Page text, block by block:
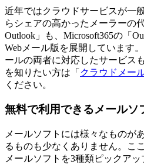
近年ではクラウドサービスが一
らシェアの高かったメーラーの
Outlook」も、Microsoft365の「
Webメール版を展開しています
ールの両者に対応したサービス
を知りたい方は「 クラウドメー
ください。
無料で利用できるメールソ
メールソフトには様々なものが
るものも少なくありません。こ
メールソフトを3種類ピックアッ